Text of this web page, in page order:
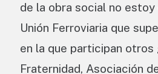
de la obra social no
Unión Ferroviaria que
en la que participan otros
Fraternidad, Asociación